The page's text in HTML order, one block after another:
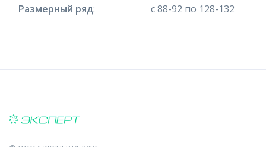
Размерный ряд: с 88-92 по 128-132